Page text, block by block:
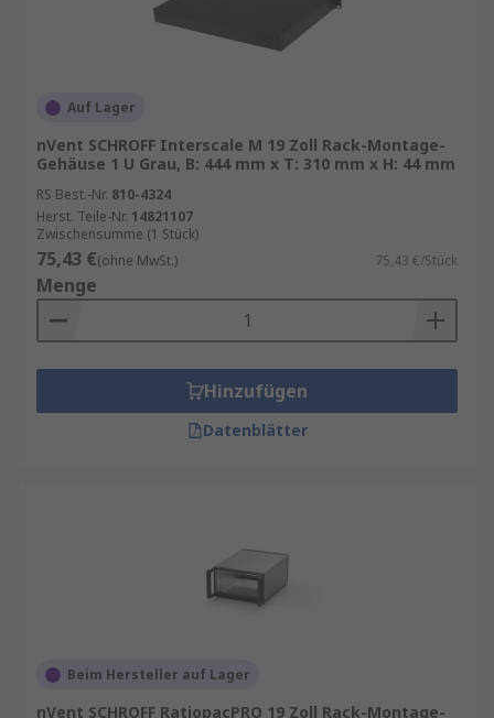
Auf Lager
nVent SCHROFF Interscale M 19 Zoll Rack-Montage-
Gehäuse 1 U Grau, B: 444 mm x T: 310 mm x H: 44 mm
RS Best.-Nr. 810-4324
Herst. Teile-Nr. 14821107
Zwischensumme (1 Stück)
75,43 €(ohne MwSt.) 75,43 €/Stück
Menge
Hinzufügen
Datenblätter
Beim Hersteller auf Lager
nVent SCHROFF RatiopacPRO 19 Zoll Rack-Montage-